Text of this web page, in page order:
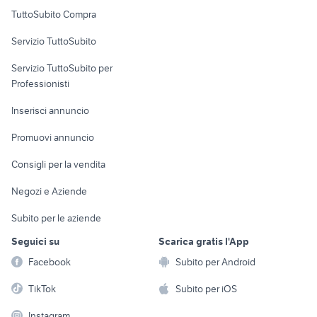
Informatica
Console e
Fotografia
Telefonia
Biciclette
TuttoSubito Compra
Servizio TuttoSubito
Servizio TuttoSubito per
Professionisti
Inserisci annuncio
Promuovi annuncio
Consigli per la vendita
Negozi e Aziende
Subito per le aziende
Seguici su
Facebook
TikTok
Scarica gratis l'App
Subito per Android
Subito per iOS